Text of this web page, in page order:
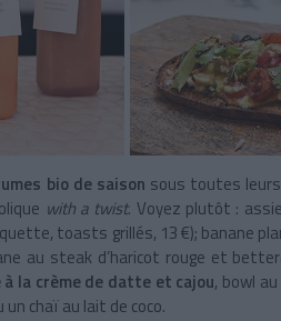
bio de saison sous toutes
with a twist. Voyez plutôt :
toasts grillés, 13 €); banane
au steak d’haricot rouge et
à la crème de datte et cajou, bowl
un chaï au lait de coco.